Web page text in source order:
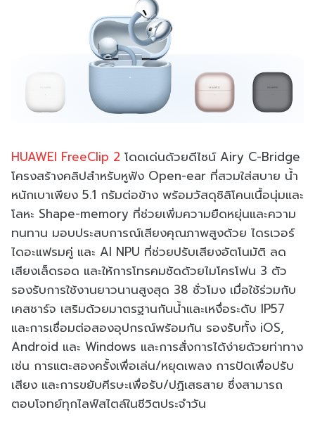
HUAWEI FreeClip 2 โดดเด่นด้วยดีไซน์ Airy C-Bridge
โครงสร้างคลิปสำหรับหูฟัง Open-ear ที่สวมใส่สบาย น้ำ
หนักเบาเพียง 5.1 กรัมต่อข้าง พร้อมวัสดุซิลิโคนเนื้อนุ่มและ
โลหะ Shape-memory ที่ช่วยเพิ่มความยืดหยุ่นและความ
ทนทาน มอบประสบการณ์เสียงคุณภาพสูงด้วย ไดรเวอร์
ไดอะแฟรมคู่ และ AI NPU ที่ช่วยปรับเสียงอัตโนมัติ ลด
เสียงเล็ดรอด และให้การโทรคมชัดด้วยไมโครโฟน 3 ตัว
รองรับการใช้งานยาวนานสูงสุด 38 ชั่วโมง เมื่อใช้ร่วมกับ
เคสชาร์จ เสริมด้วยมาตรฐานกันน้ำและเหงื่อระดับ IP57
และการเชื่อมต่อสองอุปกรณ์พร้อมกัน รองรับทั้ง iOS,
Android และ Windows และการสั่งการได้ง่ายด้วยท่าทาง
เช่น การแตะสองครั้งเพื่อเล่น/หยุดเพลง การปัดเพื่อปรับ
เสียง และการขยับศีรษะเพื่อรับ/ปฏิเสธสาย ซึ่งสามารถ
ตอบโจทย์ทุกไลฟ์สไตล์ในชีวิตประจำวัน